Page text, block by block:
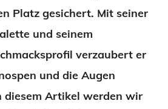
Platz gesichert. Mit seiner
und seinem
verzaubert er
und die Augen
diesem Artikel werden wir